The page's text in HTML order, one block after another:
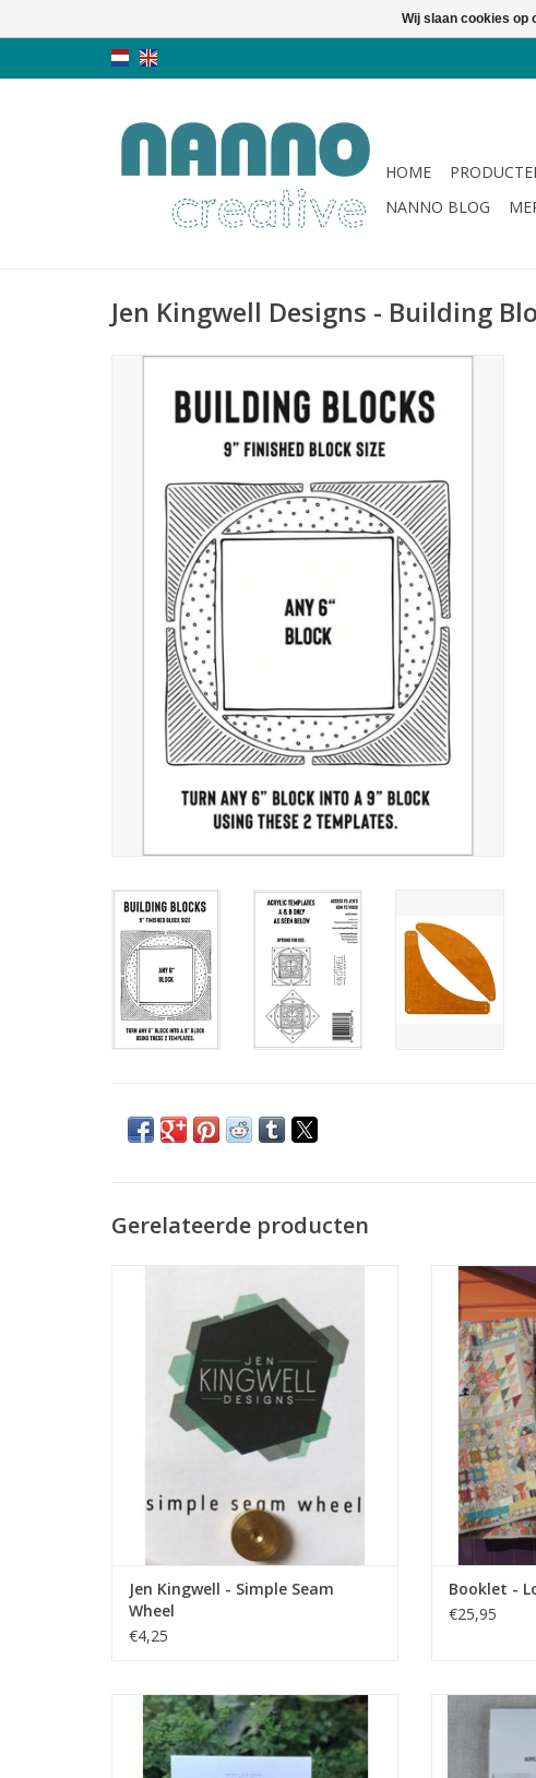
HOME
NANNO BLOG
Jen Kingwell Designs - Building
Gerelateerde producten
Jen Kingwell
TOEVOEGEN AAN WINKELWAGEN
Jen Kingwell - Simple Seam
Wheel
€4,25
Booklet -
€25,95
schuurpapier plaat
TOEVOEGEN AAN WINKELWAGEN
Wij slaan cookies op